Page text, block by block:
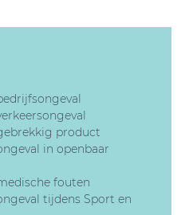
erkeersongeval
product
in openbaar
fouten
tijdens Sport en